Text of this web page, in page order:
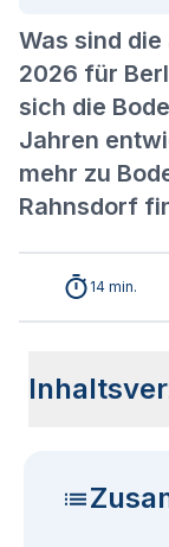
Was sind
2026 für
sich die
Jahren
mehr zu
Rahnsdorf
14 min.